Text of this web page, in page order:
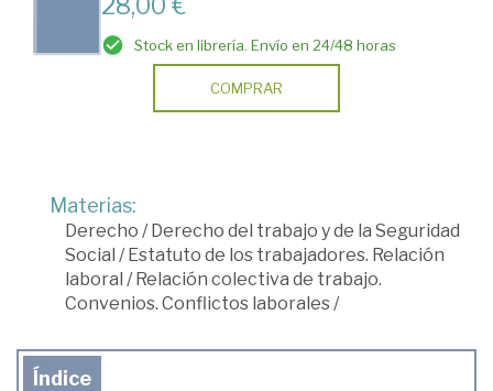
Stock en librería. Envío en 24/48 horas
COMPRAR
Materias:
Derecho /Derecho del trabajo y de la Seguridad
Social /Estatuto de los trabajadores. Relación
laboral /Relación colectiva de trabajo.
Convenios. Conflictos laborales/
Índice